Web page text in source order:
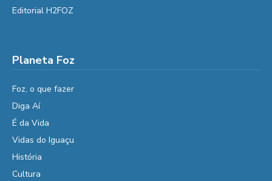
Editorial H2FOZ
Planeta Foz
Foz, o que fazer
Diga Aí
É da Vida
Vidas do Iguaçu
História
Cultura